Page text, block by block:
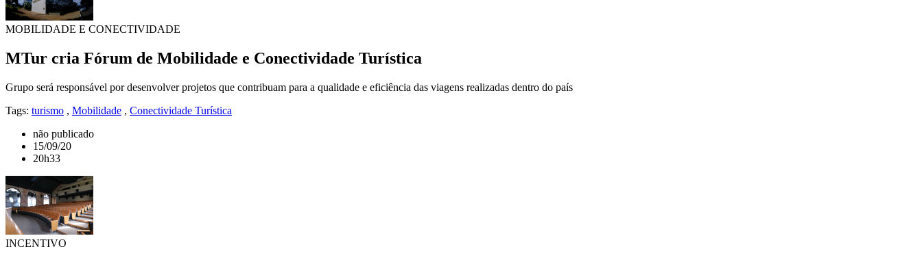
MOBILIDADE E CONECTIVIDADE
MTur cria Fórum de Mobilidade e Conectividade Turística
Grupo será responsável por desenvolver projetos que contribuam para a qualidade e eficiência das viagens realizadas dentro do país
Tags: turismo , Mobilidade , Conectividade Turística
não publicado
15/09/20
20h33
INCENTIVO